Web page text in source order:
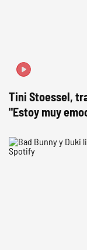
Tini Stoessel,
"Estoy muy